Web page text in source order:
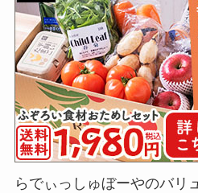
らでぃっしゅぼーやのバリ